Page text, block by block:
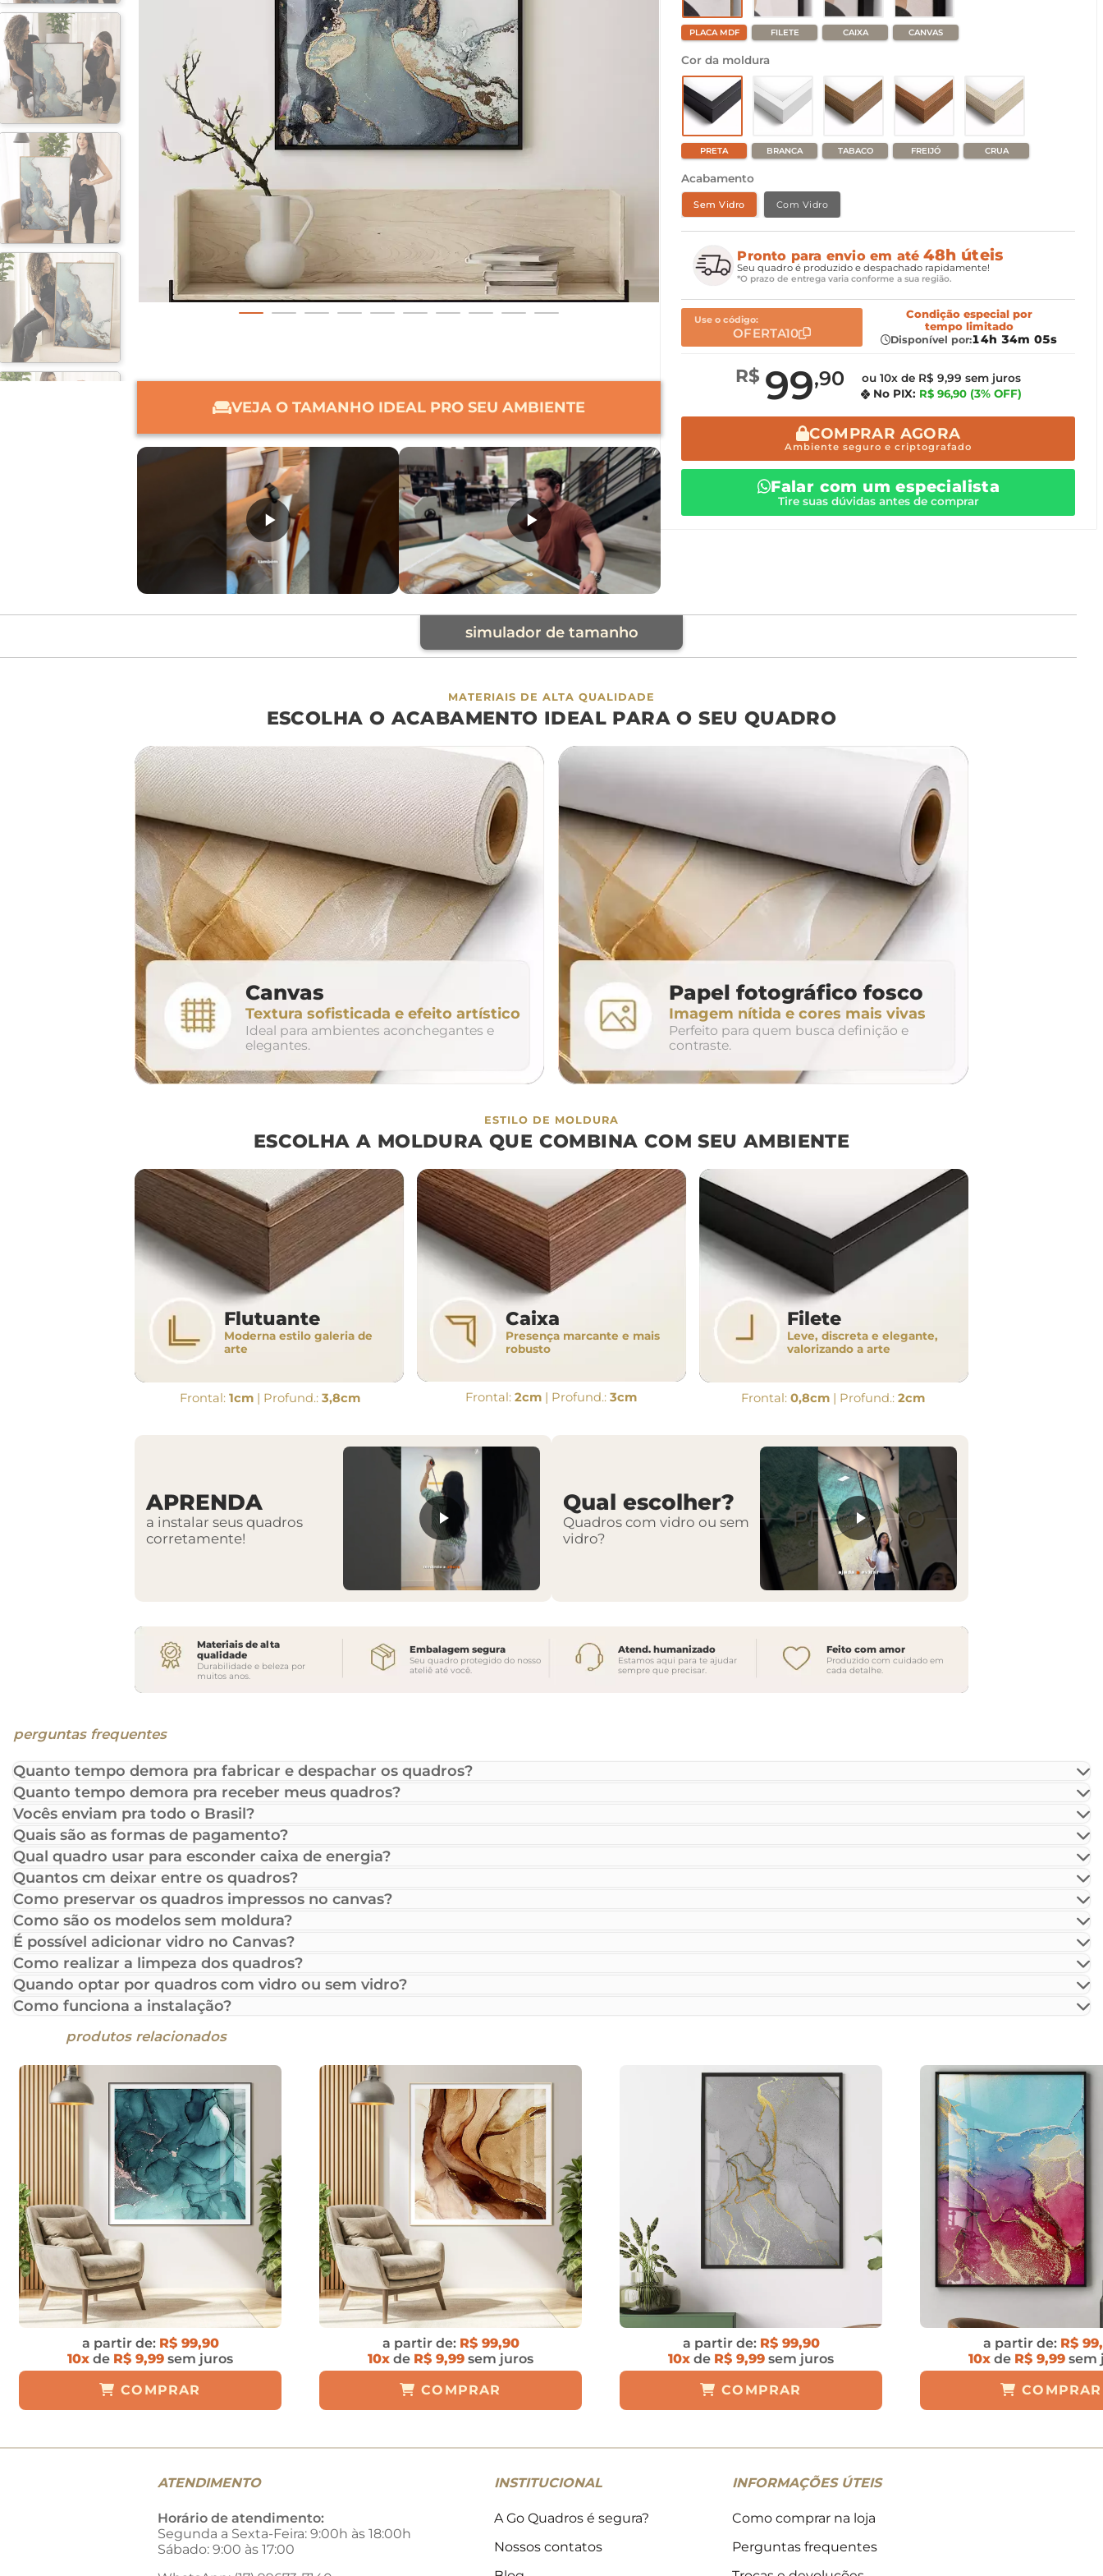
VEJA O TAMANHO IDEAL PRO SEU AMBIENTE
PLACA MDF FILETE CAIXA CANVAS
Cor da moldura
PRETA BRANCA TABACO FREIJÓ CRUA
Acabamento
Sem Vidro Com Vidro
Pronto para envio em até48h úteis
Seu quadro é produzido e despachado rapidamente!
*O prazo de entrega varia conforme a sua região.
Use o código:
OFERTA10
Condição especialpor
tempo limitado
Disponível por:14h 34m 03s
R$ 99,90
ou 10x de R$ 9,99 sem juros
No PIX: R$ 96,90 (3% OFF)
COMPRAR AGORA
Ambiente seguro e criptografado
Falar com um especialista
Tire suas dúvidas antes de comprar
simulador de tamanho
largura aproximada
160cm 200cm 240cm
280cm 320cm
conjunto
avulso duo trio
o tamanho ideal para o seu ambiente é
dúvidas? Fale com nossa
equipe de atendimento!
MATERIAIS DE ALTA QUALIDADE
ESCOLHA O ACABAMENTO IDEAL PARA O SEU QUADRO
Canvas
Textura sofisticada e efeito artístico
Ideal para ambientes aconchegantes e
elegantes.
Papel fotográfico fosco
Imagem nítida e cores mais vivas
Perfeito para quem busca definição e
contraste.
ESTILO DE MOLDURA
ESCOLHA A MOLDURA QUE COMBINA COM SEU AMBIENTE
Flutuante
Moderna estilo galeria de
arte
Frontal: 1cm| Profund.: 3,8cm
Caixa
Presença marcante e mais
robusto
Frontal:2cm | Profund.:3cm
Filete
Leve, discreta e elegante,
valorizando a arte
Frontal:0,8cm | Profund.:2cm
APRENDA
a instalar seus quadros
corretamente!
Qual escolher?
Quadros com vidro ou sem
vidro?
Materiais de alta
qualidade
Durabilidade e beleza por
muitos anos.
Embalagem segura
Seu quadro protegido do nosso
ateliê até você.
Atend. humanizado
Estamos aqui para te ajudar
sempre que precisar.
Feito com amor
Produzido com cuidado em
cada detalhe.
perguntas frequentes
Quanto tempo demora pra fabricar e despachar os quadros?
Quanto tempo demora pra receber meus quadros?
Vocês enviam pra todo o Brasil?
Quais são as formas de pagamento?
Qual quadro usar para esconder caixa de energia?
Quantos cm deixar entre os quadros?
Como preservar os quadros impressos no canvas?
Como são os modelos sem moldura?
É possível adicionar vidro no Canvas?
Como realizar a limpeza dos quadros?
Quando optar por quadros com vidro ou sem vidro?
Como funciona a instalação?
produtos relacionados
a partir de: R$ 99,90
10x de R$ 9,99 sem juros
COMPRAR
a partir de: R$ 99,90
10x de R$ 9,99 sem juros
COMPRAR
a partir de: R$ 99,90
10x de R$ 9,99 sem juros
COMPRAR
a partir de: R$
10x de R$ 9,99 sem
COMPRAR
ATENDIMENTO
Horário de atendimento:
Segunda a Sexta-Feira: 9:00h às 18:00h
Sábado: 9:00 às 17:00
INSTITUCIONAL
A Go Quadros é segura?
Nossos contatos
INFORMAÇÕES ÚTEIS
Como comprar na loja
Perguntas frequentes